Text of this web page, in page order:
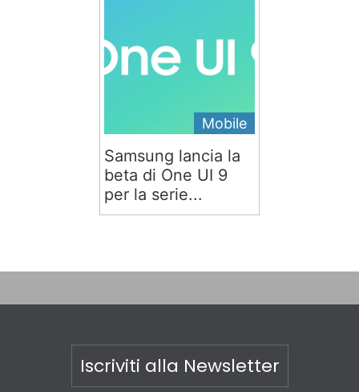
Mobile
Samsung lancia la
beta di One UI 9
per la serie...
Iscriviti alla Newsletter